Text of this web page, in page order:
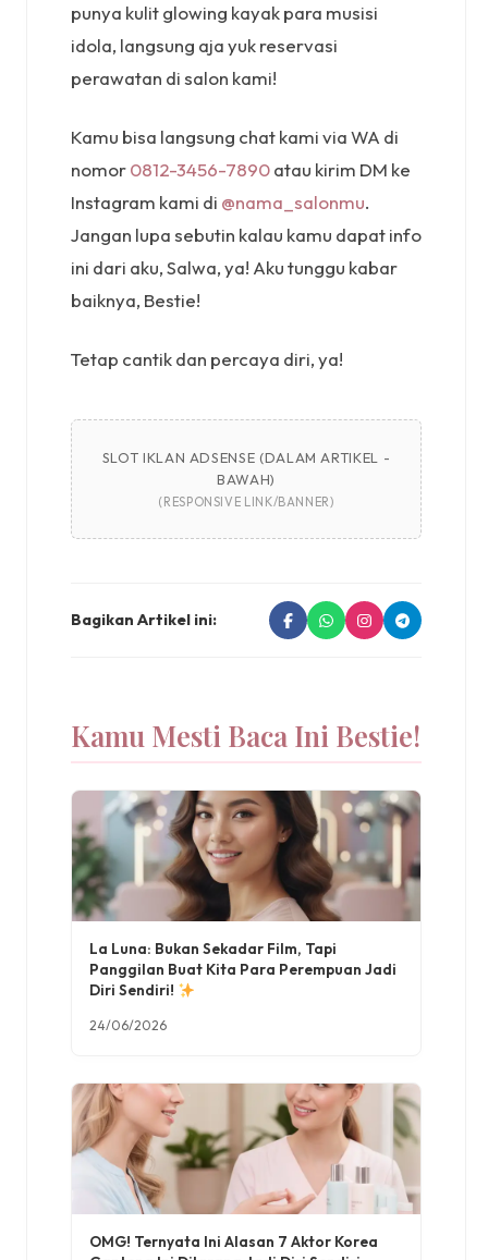
punya kulit glowing kayak para musisi
idola, langsung aja yuk reservasi
perawatan di salon kami!
Kamu bisa langsung chat kami via WA di
nomor0812-3456-7890atau kirim DM ke
Instagram kami di @nama_salonmu.
Jangan lupa sebutin kalau kamu dapat info
ini dari aku, Salwa, ya! Aku tunggu kabar
baiknya, Bestie!
Tetap cantik dan percaya diri, ya!
SLOT IKLAN ADSENSE (DALAM ARTIKEL -
BAWAH)
(RESPONSIVE LINK/BANNER)
Bagikan Artikel ini:
Kamu Mesti Baca Ini Bestie!
La Luna: Bukan Sekadar Film, Tapi
Panggilan Buat Kita Para Perempuan Jadi
Diri Sendiri!
24/06/2026
OMG! Ternyata Ini Alasan 7 Aktor Korea